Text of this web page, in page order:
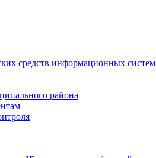
средств информационных систем
района